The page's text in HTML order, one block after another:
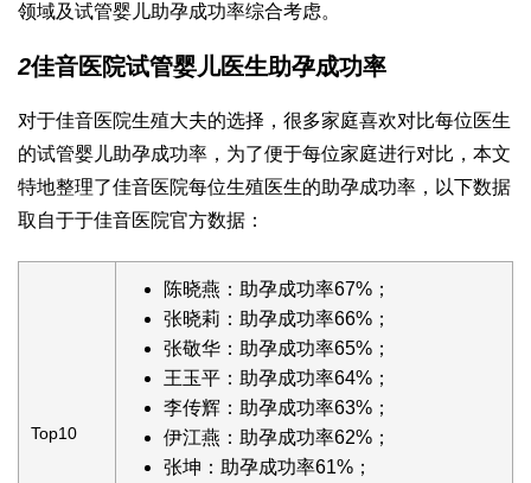
领域及试管婴儿助孕成功率综合考虑。
2佳音医院试管婴儿医生助孕成功率
对于佳音医院生殖大夫的选择，很多家庭喜欢对比每位医生
的试管婴儿助孕成功率，为了便于每位家庭进行对比，本文
特地整理了佳音医院每位生殖医生的助孕成功率，以下数据
取自于于佳音医院官方数据：
Top10
陈晓燕：助孕成功率67%；
张晓莉：助孕成功率66%；
张敬华：助孕成功率65%；
王玉平：助孕成功率64%；
李传辉：助孕成功率63%；
伊江燕：助孕成功率62%；
张坤：助孕成功率61%；